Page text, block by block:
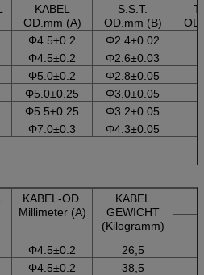
KABEL
OD.mm (A)
S.S.T.
OD.mm (B)
Φ4.5±0.2 Φ2.4±0.02
Φ4.5±0.2 Φ2.6±0.03
Φ5.0±0.2 Φ2.8±0.05
Φ5.0±0.25 Φ3.0±0.05
Φ5.5±0.25 Φ3.2±0.05
Φ7.0±0.3 Φ4.3±0.05
KABEL-OD.
Millimeter (A)
KABEL
GEWICHT
(Kilogramm)
Φ4.5±0.2 26,5
Φ4.5±0.2 38,5